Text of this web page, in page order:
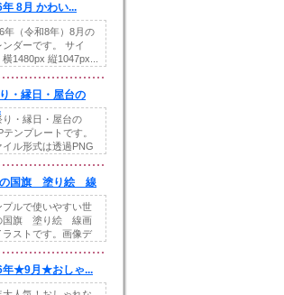
8月 かわい...
年（令和8年）8月の
ンダーです。 サイ
横1480px 縦1047px...
・縁日・屋台の
り・縁日・屋台の
テンプレートです。
イル形式は透過PNG
の国旗 塗り絵 線
プルで使いやすい世
国旗 塗り絵 線画
ラストです。画像デ
年★9月★おしゃ...